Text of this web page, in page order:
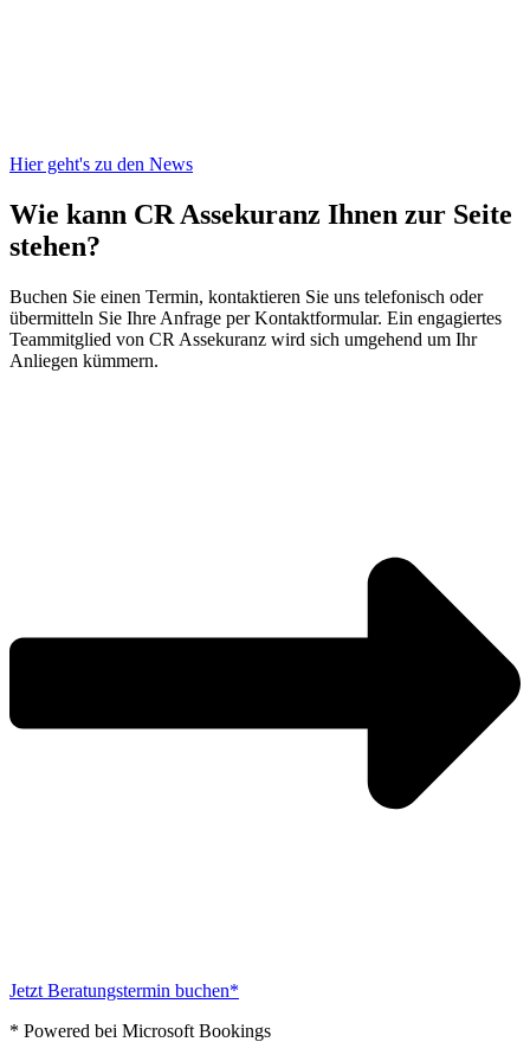
Hier geht's zu den News
Wie kann CR Assekuranz Ihnen zur Seite
stehen?
Buchen Sie einen Termin, kontaktieren Sie uns telefonisch oder
übermitteln Sie Ihre Anfrage per Kontaktformular. Ein engagiertes
Teammitglied von CR Assekuranz wird sich umgehend um Ihr
Anliegen kümmern.
Jetzt Beratungstermin buchen*
* Powered bei Microsoft Bookings